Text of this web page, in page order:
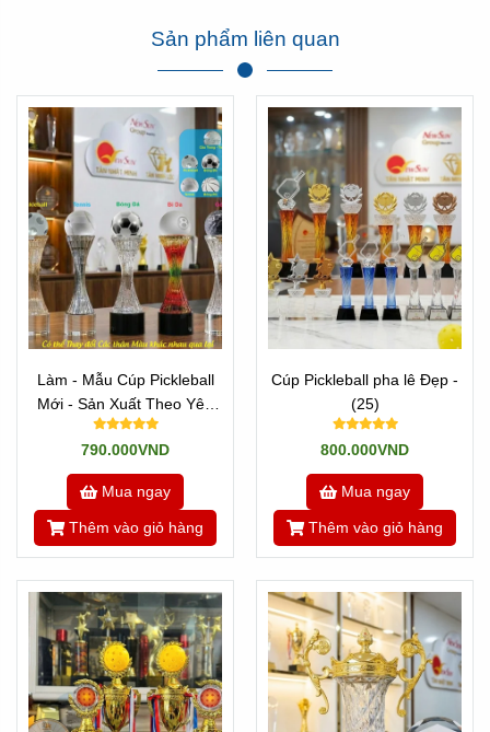
TOP MẪU CÚP
PICKLEBALL ĐẸP - CÒN
>500 MẪU TẠI KHO
Sản phẩm liên quan
Làm - Mẫu Cúp Pickleball
Mới - Sản Xuất Theo Yêu
Cầu
790.000VND
Mua ngay
Thêm vào giỏ hàng
Cúp Pickleball pha lê Đẹp -
(25)
800.000VND
Mua ngay
Thêm vào giỏ hàng